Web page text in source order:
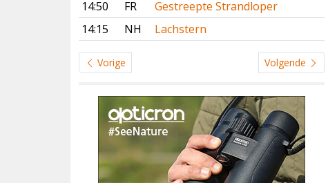
14:50
FR
Gestreepte Strandloper
14:15
NH Lachstern
Vorige Volgende